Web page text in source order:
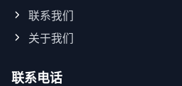
联系我们
关于我们
联系电话